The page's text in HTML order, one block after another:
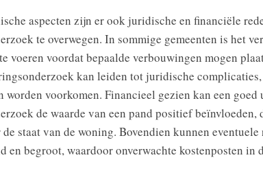
aspecten zijn er ook juridische en financiële
te overwegen. In sommige gemeenten is het
voeren voordat bepaalde verbouwingen mogen
kan leiden tot juridische
worden voorkomen. Financieel gezien kan een goed
de waarde van een pand positief beïnvloeden,
staat van de woning. Bovendien kunnen
en begroot, waardoor onverwachte kostenposten in